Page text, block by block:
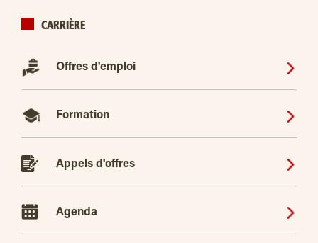
CARRIÈRE
Offres d'emploi
Formation
Appels d'offres
Agenda